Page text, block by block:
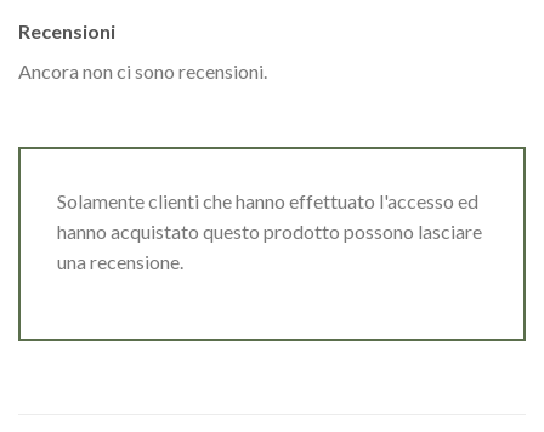
Recensioni
Ancora non ci sono recensioni.
Solamente clienti che hanno effettuato l'accesso ed
hanno acquistato questo prodotto possono lasciare
una recensione.